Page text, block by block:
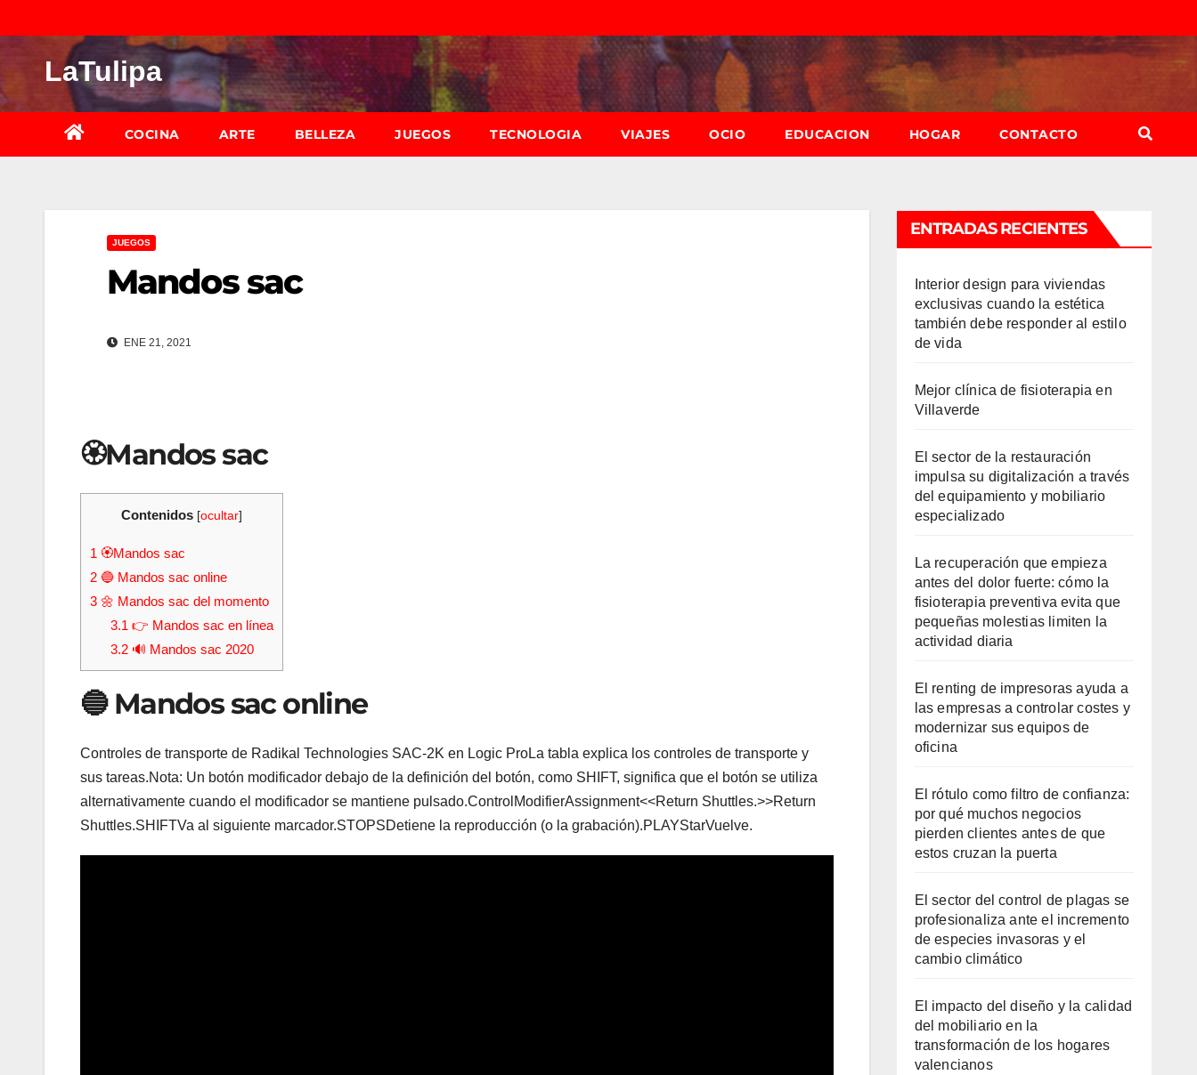
al
contenidoLaTulipa
COCINA ARTE BELLEZA JUEGOS TECNOLOGIA VIAJES OCIO EDUCACION HOGAR CONTACTO
JUEGOS
Mandos sac
ENE 21, 2021
🏵Mandos sac
Contenidos [ocultar]
1 🏵Mandos sac
2 🔵 Mandos sac online
3 🌼 Mandos sac del momento
3.1 👉 Mandos sac en línea
3.2🔊 Mandos sac 2020
🔵 Mandos sac online
Controles de transporte de Radikal Technologies SAC-2K en Logic ProLa tabla explica los controles de transporte y
sus tareas.Nota: Un botón modificador debajo de la definición del botón, como SHIFT, significa que el botón se utiliza
alternativamente cuando el modificador se mantiene pulsado.ControlModifierAssignment<<Return Shuttles.>>Return
Shuttles.SHIFTVa al siguiente marcador.STOPSDetiene la reproducción (o la grabación).PLAYStarVuelve.
ENTRADAS RECIENTES
Interior design para viviendas
exclusivas cuando la estética
también debe responder al estilo
de vida
Mejor clínica de fisioterapia en
Villaverde
El sector de la restauración
impulsa su digitalización a través
del equipamiento y mobiliario
especializado
La recuperación que empieza
antes del dolor fuerte: cómo la
fisioterapia preventiva evita que
pequeñas molestias limiten la
actividad diaria
El renting de impresoras ayuda a
las empresas a controlar costes y
modernizar sus equipos de
oficina
El rótulo como filtro de confianza:
por qué muchos negocios
pierden clientes antes de que
estos cruzan la puerta
El sector del control de plagas se
profesionaliza ante el incremento
de especies invasoras y el
cambio climático
El impacto del diseño y la calidad
del mobiliario en la
transformación de los hogares
valencianos